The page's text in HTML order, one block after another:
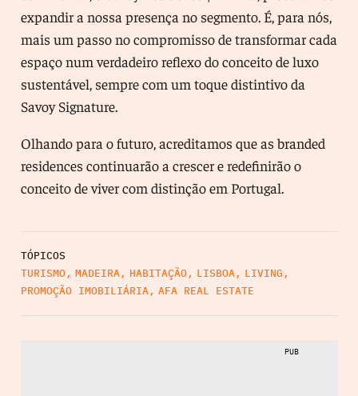
expandir a nossa presença no segmento. É, para nós,
mais um passo no compromisso de transformar cada
espaço num verdadeiro reflexo do conceito de luxo
sustentável, sempre com um toque distintivo da
Savoy Signature.
Olhando para o futuro, acreditamos que as branded
residences continuarão a crescer e redefinirão o
conceito de viver com distinção em Portugal.
TÓPICOS
TURISMO, MADEIRA, HABITAÇÃO, LISBOA, LIVING ,
PROMOÇÃO IMOBILIÁRIA, AFA REAL ESTATE
PUB